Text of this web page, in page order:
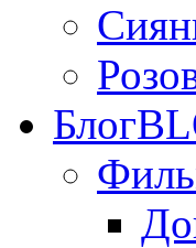
Блог